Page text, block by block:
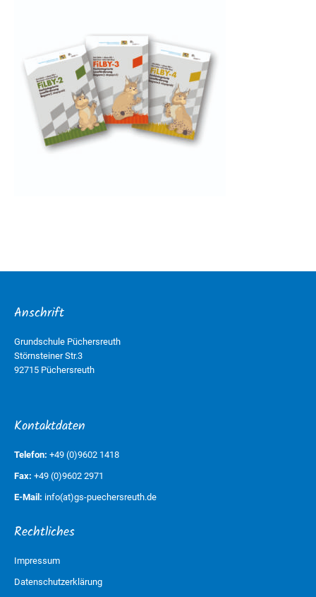
Anschrift
Grundschule Püchersreuth
Störnsteiner Str.3
92715 Püchersreuth
Kontaktdaten
Telefon: +49 (0)9602 1418
Fax: +49 (0)9602 2971
E-Mail: info(at)gs-puechersreuth.de
Rechtliches
Impressum
Datenschutzerklärung